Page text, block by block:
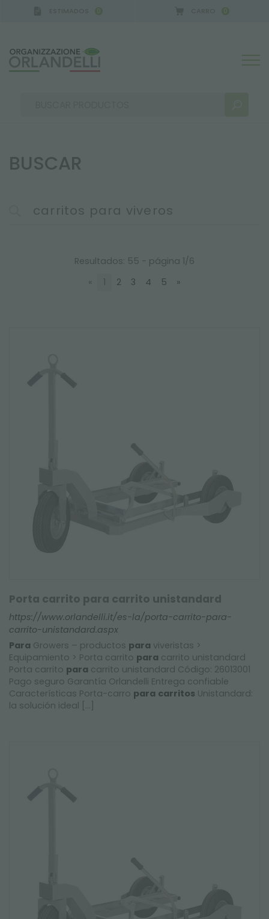
0 0
BUSCAR
Resultados: 55 - página 1/6
«
1 2 3 4 5 »
Porta carrito para carrito unistandard
https://www.orlandelli.it/es-la/porta-carrito-para-
carrito-unistandard.aspx
Para Growers – productos para viveristas >
Equipamiento > Porta carrito para carrito unistandard
Porta carrito para carrito unistandard Código: 26013001
Pago seguro Garantía Orlandelli Entrega confiable
Características Porta-carro para carritos Unistandard:
la solución ideal [...]